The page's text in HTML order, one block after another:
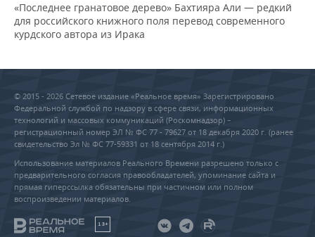
«Последнее гранатовое дерево» Бахтияра Али — редкий
для российского книжного поля перевод современного
курдского автора из Ирака
© 2015 - 2026 Сетевое издание «Реальное время» Зарегистрировано
Федеральной службой по надзору в сфере связи, информационных
технологий и массовых коммуникаций (Роскомнадзор) –
регистрационный номер ЭЛ № ФС 77 - 79627 от 18 декабря 2020 г. (ранее
свидетельство Эл № ФС 77-59331 от 18 сентября 2014 г.)
Использование материалов Реального Времени разрешено только с
предварительного согласия правообладателей, упоминание сайта и
прямая гиперссылка обязательны при частичном или полном
воспроизведении материалов.
18+